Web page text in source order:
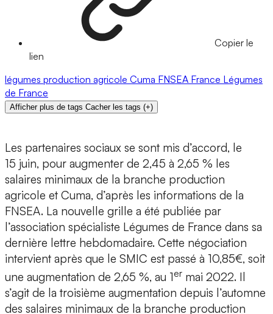
Copier le
lien
légumes production agricole Cuma FNSEA France Légumes
de France
Afficher plus de tags Cacher les tags (+)
Les partenaires sociaux se sont mis d’accord, le
15 juin, pour augmenter de 2,45 à 2,65 % les
salaires minimaux de la branche production
agricole et Cuma, d’après les informations de la
FNSEA. La nouvelle grille a été publiée par
l’association spécialiste Légumes de France dans sa
dernière lettre hebdomadaire. Cette négociation
intervient après que le SMIC est passé à 10,85€, soit
une augmentation de 2,65 %, au 1er mai 2022. Il
s’agit de la troisième augmentation depuis l’automne
des salaires minimaux de la branche production